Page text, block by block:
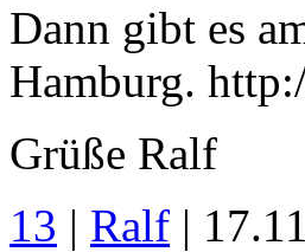
Dann gibt es
Hamburg.
Grüße Ralf
13 | Ralf |